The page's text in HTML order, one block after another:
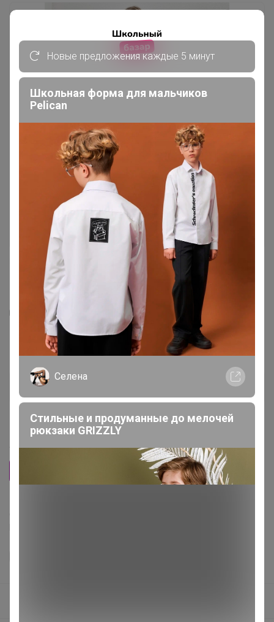
29
Костюм домашний ТРОЙКА
1 080р
237,6р
239,2р
Размер
60 участников считают, чторазмер — соответствует.
Новые предложения каждые 5 минут
Школьная форма для мальчиков
Pelican
Селена
Стильные и продуманные до мелочей
рюкзаки GRIZZLY